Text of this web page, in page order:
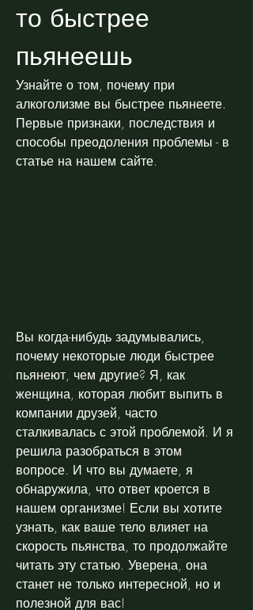
то быстрее
пьянеешь
Узнайте о том, почему при
алкоголизме вы быстрее пьянеете.
Первые признаки, последствия и
способы преодоления проблемы - в
статье на нашем сайте.
Вы когда-нибудь задумывались,
почему некоторые люди быстрее
пьянеют, чем другие? Я, как
женщина, которая любит выпить в
компании друзей, часто
сталкивалась с этой проблемой. И я
решила разобраться в этом
вопросе. И что вы думаете, я
обнаружила, что ответ кроется в
нашем организме! Если вы хотите
узнать, как ваше тело влияет на
скорость пьянства, то продолжайте
читать эту статью. Уверена, она
станет не только интересной, но и
полезной для вас!